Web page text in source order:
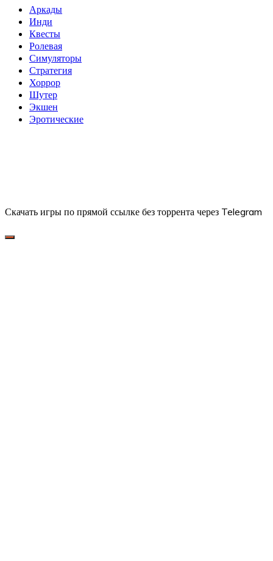
Аркады
Инди
Квесты
Ролевая
Симуляторы
Стратегия
Хоррор
Шутер
Экшен
Эротические
Скачать игры по прямой ссылке без торрента через Telegram